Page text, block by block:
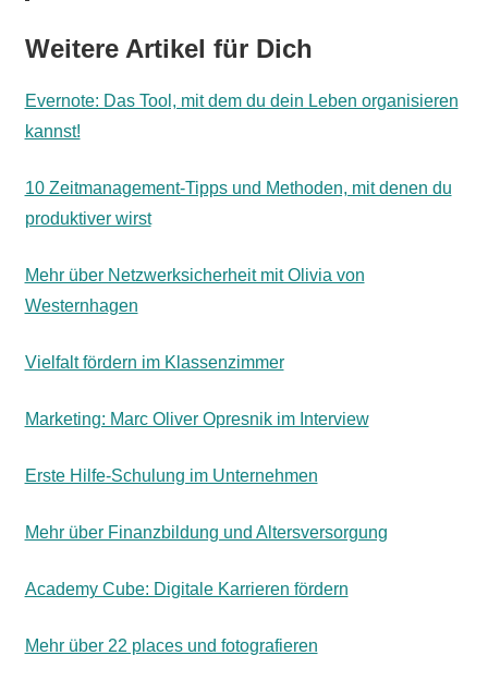
Weitere Artikel für Dich
Evernote: Das Tool, mit dem du dein Leben organisieren
kannst!
10 Zeitmanagement-Tipps und Methoden, mit denen du
produktiver wirst
Mehr über Netzwerksicherheit mit Olivia von
Westernhagen
Vielfalt fördern im Klassenzimmer
Marketing: Marc Oliver Opresnik im Interview
Erste Hilfe-Schulung im Unternehmen
Mehr über Finanzbildung und Altersversorgung
Academy Cube: Digitale Karrieren fördern
Mehr über 22 places und fotografieren